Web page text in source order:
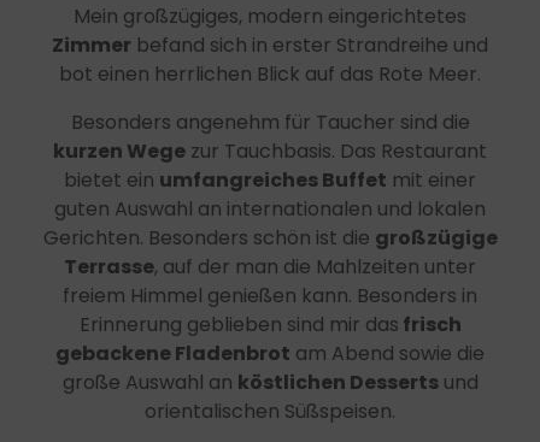
Mein großzügiges, modern eingerichtetes
Zimmer befand sich in erster Strandreihe und
bot einen herrlichen Blick auf das Rote Meer.
Besonders angenehm für Taucher sind die
kurzen Wege zur Tauchbasis. Das Restaurant
bietet ein umfangreiches Buffet mit einer
guten Auswahl an internationalen und lokalen
Gerichten. Besonders schön ist die großzügige
Terrasse, auf der man die Mahlzeiten unter
freiem Himmel genießen kann. Besonders in
Erinnerung geblieben sind mir das frisch
gebackene Fladenbrot am Abend sowie die
große Auswahl an köstlichen Dessertsund
orientalischen Süßspeisen.